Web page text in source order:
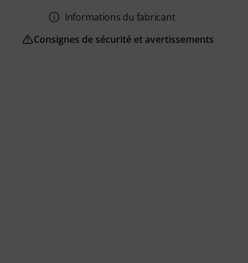
Informations du fabricant
Consignes de sécurité et avertissements